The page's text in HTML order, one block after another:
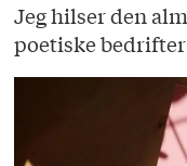
Jeg hilser den
poetiske